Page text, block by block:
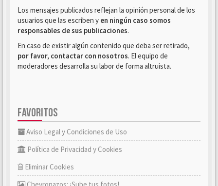
Los mensajes publicados reflejan la opinión personal de los
usuarios que las escriben y en ningún caso somos
responsables de sus publicaciones.
En caso de existir algún contenido que deba ser retirado,
por favor, contactar con nosotros. El equipo de
moderadores desarrolla su labor de forma altruista.
FAVORITOS
Aviso Legal y Condiciones de Uso
Política de Privacidad y Cookies
Eliminar Cookies
Chevronazos: ¡Sube tus fotos!